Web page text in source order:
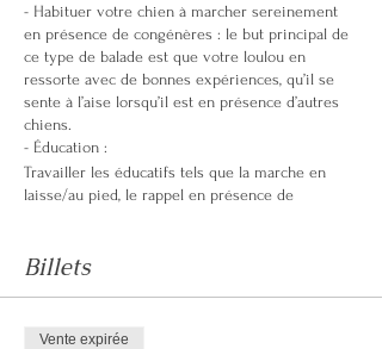
- Habituer votre chien à marcher sereinement
en présence de congénères : le but principal de
ce type de balade est que votre loulou en
ressorte avec de bonnes expériences, qu’il se
sente à l’aise lorsqu’il est en présence d’autres
chiens.
- Éducation :
Travailler les éducatifs tels que la marche en
laisse/au pied, le rappel en présence de
les passants, la patience, etc...
Soeurs Tatin , AV de la république 41600 Lamotte-
Billets
Vente expirée